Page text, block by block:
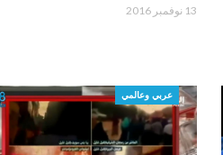
13 نوفمبر 2016
عربي وعالمي